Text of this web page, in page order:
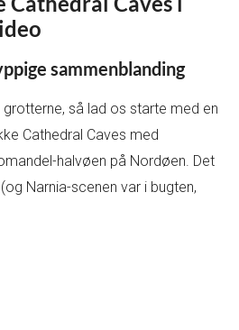
sammenblanding
så lad os starte med en
Cathedral Caves med
halvøen på Nordøen. Det
Narnia-scenen var i bugten,